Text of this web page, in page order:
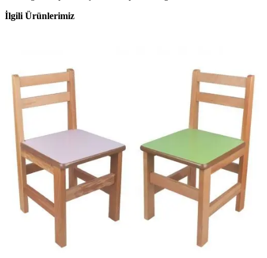
İlgili Ürünlerimiz